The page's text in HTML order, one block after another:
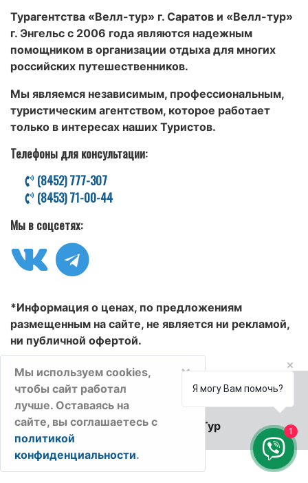
Турагентства «Велл-тур» г. Саратов и «Велл-тур»
г. Энгельс с 2006 года являются надежным
помощником в организации отдыха для многих
российских путешественников.
Мы являемся независимым, профессиональным,
туристическим агентством, которое работает
только в интересах наших Туристов.
Телефоны для консультации:
(8452) 777-307
(8453) 71-00-44
Мы в соцсетях:
*Информация о ценах, по предложениям
размещенным на сайте, не является ни рекламой,
ни публичной офертой.
© 2006-2025 Велл-Тур
Мы используем cookies,
чтобы сайт работал
лучше. Оставаясь на
сайте, вы соглашаетесь с
политикой
конфиденциальности.
×
Я могу Вам помочь?
1